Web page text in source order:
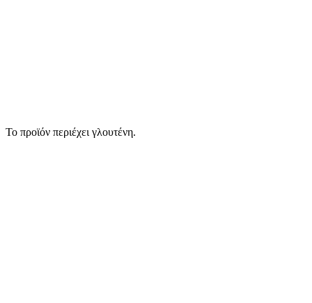
Το προϊόν περιέχει γλουτένη.